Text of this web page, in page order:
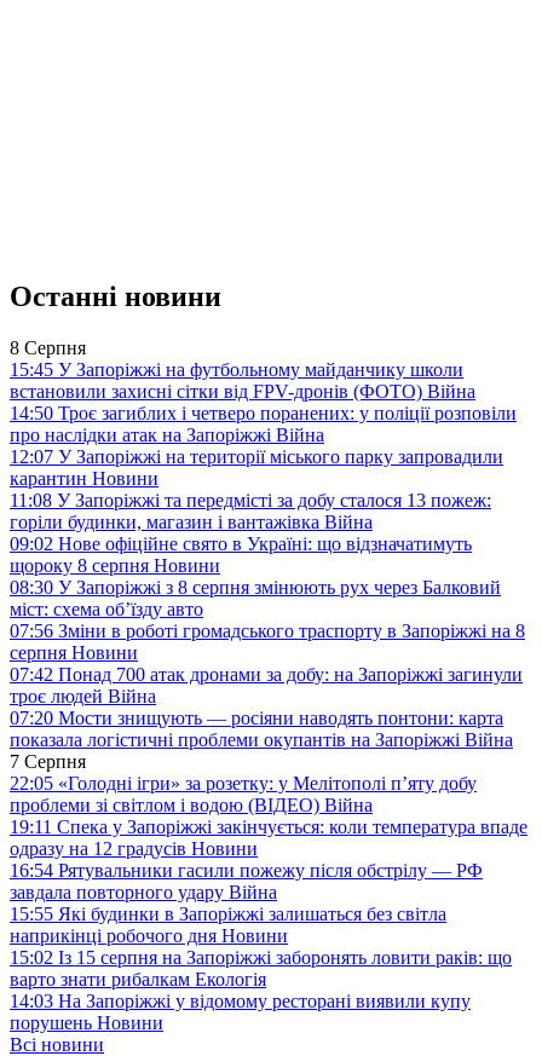
Останні новини
8 Серпня
15:45 У Запоріжжі на футбольному майданчику школи
встановили захисні сітки від FPV-дронів (ФОТО) Війна
14:50 Троє загиблих і четверо поранених: у поліції розповіли
про наслідки атак на Запоріжжі Війна
12:07 У Запоріжжі на території міського парку запровадили
карантин Новини
11:08 У Запоріжжі та передмісті за добу сталося 13 пожеж:
горіли будинки, магазин і вантажівка Війна
09:02 Нове офіційне свято в Україні: що відзначатимуть
щороку 8 серпня Новини
08:30 У Запоріжжі з 8 серпня змінюють рух через Балковий
міст: схема об’їзду авто
07:56 Зміни в роботі громадського траспорту в Запоріжжі на 8
серпня Новини
07:42 Понад 700 атак дронами за добу: на Запоріжжі загинули
троє людей Війна
07:20 Мости знищують — росіяни наводять понтони: карта
показала логістичні проблеми окупантів на Запоріжжі Війна
7 Серпня
22:05 «Голодні ігри» за розетку: у Мелітополі п’яту добу
проблеми зі світлом і водою (ВІДЕО) Війна
19:11 Спека у Запоріжжі закінчується: коли температура впаде
одразу на 12 градусів Новини
16:54 Рятувальники гасили пожежу після обстрілу — РФ
завдала повторного удару Війна
15:55 Які будинки в Запоріжжі залишаться без світла
наприкінці робочого дня Новини
15:02 Із 15 серпня на Запоріжжі заборонять ловити раків: що
варто знати рибалкам Екологія
14:03 На Запоріжжі у відомому ресторані виявили купу
порушень Новини
Всі новини